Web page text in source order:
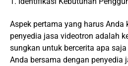
Aspek pertama yang harus Anda
penyedia jasa videotron adalah
sungkan untuk bercerita apa
Anda bersama dengan penyedia